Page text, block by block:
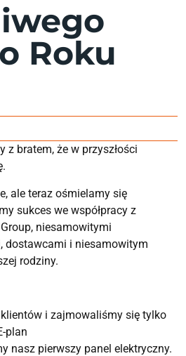
Roku
bratem, że w przyszłości
ale teraz ośmielamy się
sukces we współpracy z
niesamowitymi
dostawcami i niesamowitym
rodziny.
i zajmowaliśmy się tylko
plan
nasz pierwszy panel elektryczny.